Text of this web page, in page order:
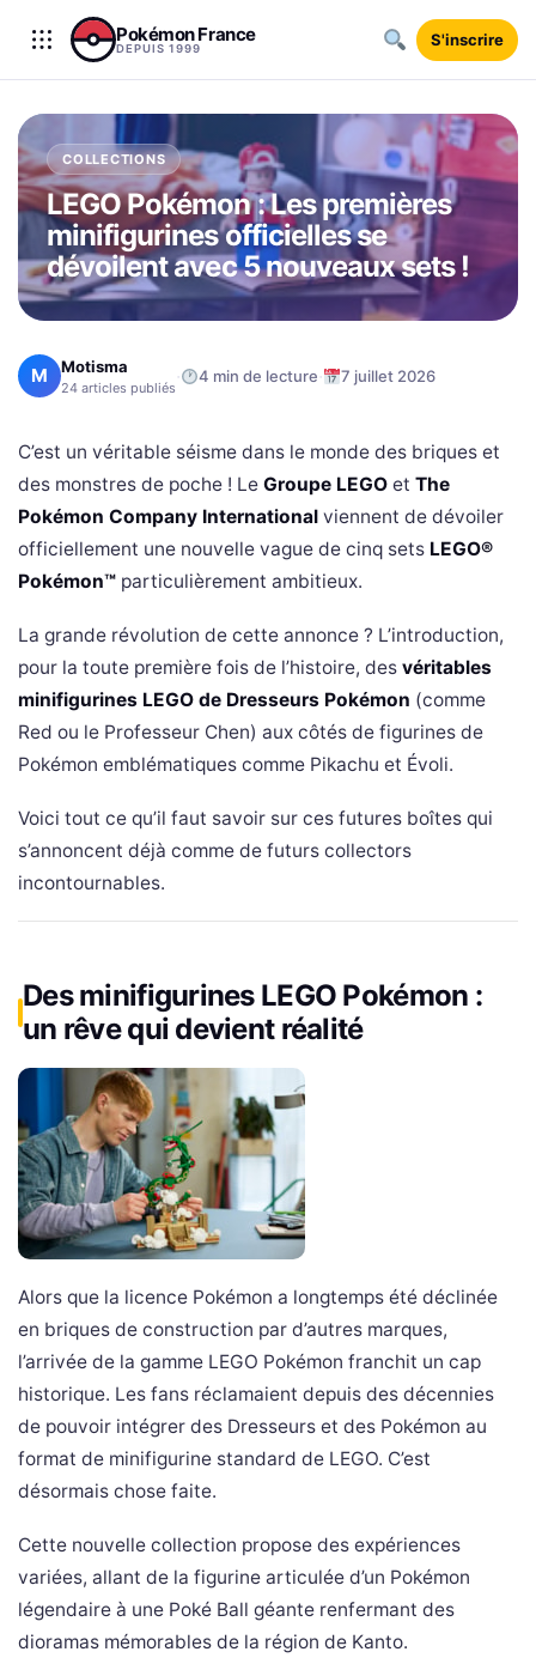
Aller au contenu
Pokémon France
DEPUIS 1999 S'inscrire
COLLECTIONS
LEGO Pokémon : Les premières
minifigurines officielles se
dévoilent avec 5 nouveaux sets !
M Motisma
24 articles publiés · 4 min de lecture· 7 juillet 2026
C’est un véritable séisme dans le monde des briques et
des monstres de poche ! Le Groupe LEGO et The
Pokémon Company International viennent de dévoiler
officiellement une nouvelle vague de cinq sets LEGO®
Pokémon™ particulièrement ambitieux.
La grande révolution de cette annonce ? L’introduction,
pour la toute première fois de l’histoire, des véritables
minifigurines LEGO de Dresseurs Pokémon (comme
Red ou le Professeur Chen) aux côtés de figurines de
Pokémon emblématiques comme Pikachu et Évoli.
Voici tout ce qu’il faut savoir sur ces futures boîtes qui
s’annoncent déjà comme de futurs collectors
incontournables.
Des minifigurines LEGO Pokémon :
un rêve qui devient réalité
Alors que la licence Pokémon a longtemps été déclinée
en briques de construction par d’autres marques,
l’arrivée de la gamme LEGO Pokémon franchit un cap
historique. Les fans réclamaient depuis des décennies
de pouvoir intégrer des Dresseurs et des Pokémon au
format de minifigurine standard de LEGO. C’est
désormais chose faite.
Cette nouvelle collection propose des expériences
variées, allant de la figurine articulée d’un Pokémon
légendaire à une Poké Ball géante renfermant des
dioramas mémorables de la région de Kanto.